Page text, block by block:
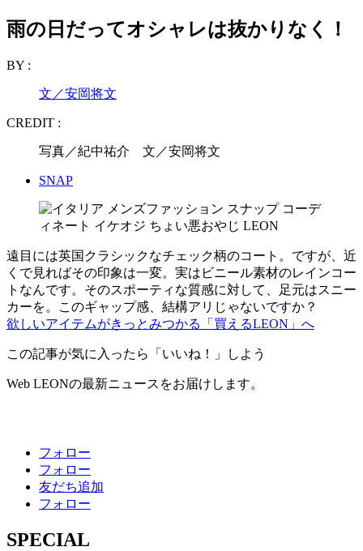
雨の日だってオシャレは抜かりなく！
BY :
文／安岡将文
CREDIT :
写真／紀中祐介 文／安岡将文
SNAP
遠目には英国クラシックなチェック柄のコート。ですが、近
くで見ればその印象は一変。実はビニール素材のレインコー
トなんです。そのスポーティな質感に対して、足元はスニー
カーを。このギャップ感、結構アリじゃないですか？
欲しいアイテムがきっとみつかる「買えるLEON」へ
この記事が気に入ったら「いいね！」しよう
Web LEONの最新ニュースをお届けします。
フォロー
フォロー
友だち追加
フォロー
SPECIAL